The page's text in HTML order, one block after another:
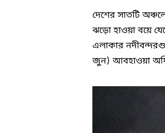
দেশের সাতটি
ঝড়ো হাওয়া বয়ে
এলাকার
জুন) আবহাওয়া